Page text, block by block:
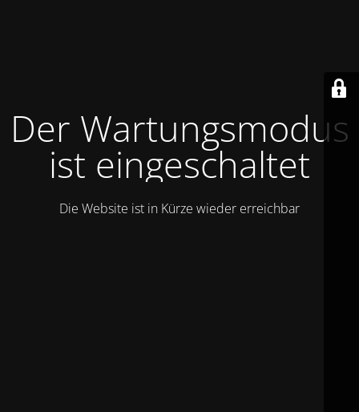
Der Wartungsmodus
ist eingeschaltet
Die Website ist in Kürze wieder erreichbar